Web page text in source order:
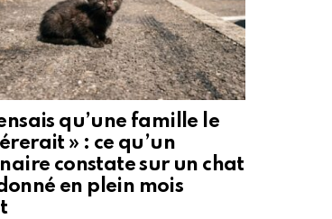
qu’une famille le
» : ce qu’un
constate sur un chat
en plein mois